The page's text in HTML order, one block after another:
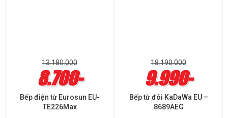
13.180.000
8.700-
Bếp điện từ Eurosun EU-
TE226Max
18.190.000
9.990-
Bếp từ đôi KaDaWa EU –
8689AEG